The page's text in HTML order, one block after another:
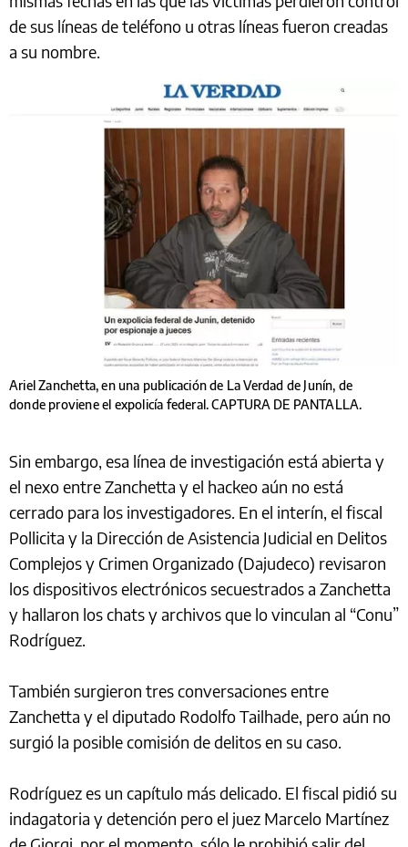
de sus líneas de teléfono u otras líneas fueron creadas
a su nombre.
Ariel Zanchetta, en una publicación de La Verdad de Junín, de
donde proviene el expolicía federal. CAPTURA DE PANTALLA.
Sin embargo, esa línea de investigación está abierta y
el nexo entre Zanchetta y el hackeo aún no está
cerrado para los investigadores. En el interín, el fiscal
Pollicita y la Dirección de Asistencia Judicial en Delitos
Complejos y Crimen Organizado (Dajudeco) revisaron
los dispositivos electrónicos secuestrados a Zanchetta
y hallaron los chats y archivos que lo vinculan al “Conu”
Rodríguez.
También surgieron tres conversaciones entre
Zanchetta y el diputado Rodolfo Tailhade, pero aún no
surgió la posible comisión de delitos en su caso.
Rodríguez es un capítulo más delicado. El fiscal pidió su
indagatoria y detención pero el juez Marcelo Martínez